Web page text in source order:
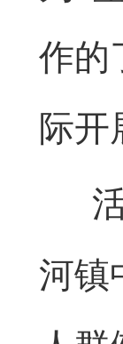
作的
际开
活
河镇